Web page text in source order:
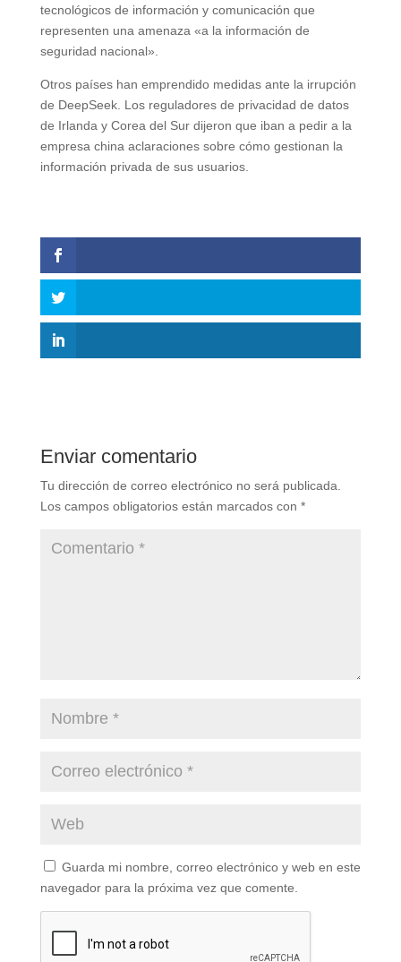
tecnológicos de información y comunicación que
representen una amenaza «a la información de
seguridad nacional».
Otros países han emprendido medidas ante la irrupción
de DeepSeek. Los reguladores de privacidad de datos
de Irlanda y Corea del Sur dijeron que iban a pedir a la
empresa china aclaraciones sobre cómo gestionan la
información privada de sus usuarios.
Enviar comentario
Tu dirección de correo electrónico no será publicada.
Los campos obligatorios están marcados con *
Guarda mi nombre, correo electrónico y web en este
navegador para la próxima vez que comente.